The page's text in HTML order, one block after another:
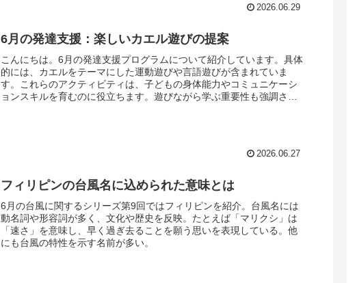
2026.06.29
6月の発達支援：楽しいカエル遊びの提案
こんにちは。6月の発達支援プログラムについて紹介しています。具体
的には、カエルをテーマにした運動遊びや言語遊びが含まれていま
す。これらのアクティビティは、子どもの身体能力やコミュニケーシ
ョンスキルを育むのに役立ちます。遊びながら学ぶ重要性も強調され
2026.06.27
フィリピンの台風名に込められた意味とは
6月の台風に関するシリーズ第9回ではフィリピンを紹介。台風名には
動名詞や形容詞が多く、文化や歴史を反映。たとえば「マリクシ」は
「速さ」を意味し、早く過ぎ去ることを願う思いを表現している。他
にも台風の特性を示す名前が多い。